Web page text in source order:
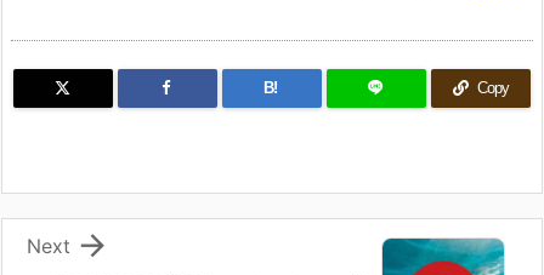
B! Copy

Next